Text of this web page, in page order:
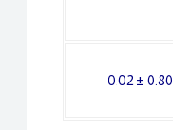
0.80 ± 0.02